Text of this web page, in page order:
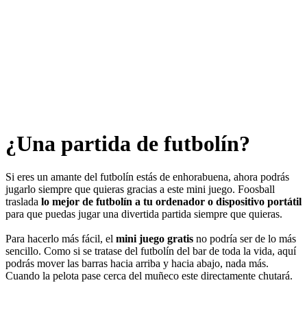
¿Una partida de futbolín?
Si eres un amante del futbolín estás de enhorabuena, ahora podrás
jugarlo siempre que quieras gracias a este mini juego. Foosball
traslada lo mejor de futbolín a tu ordenador o dispositivo portátil
para que puedas jugar una divertida partida siempre que quieras.
Para hacerlo más fácil, el mini juego gratis no podría ser de lo más
sencillo. Como si se tratase del futbolín del bar de toda la vida, aquí
podrás mover las barras hacia arriba y hacia abajo, nada más.
Cuando la pelota pase cerca del muñeco este directamente chutará.